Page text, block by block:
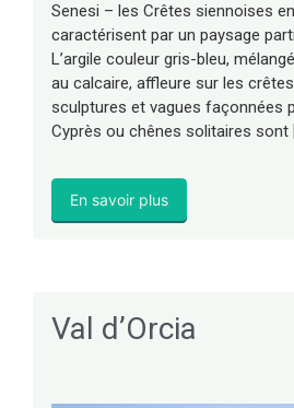
Senesi – les Crêtes siennoises
caractérisent par un paysage
L’argile couleur gris-bleu,
au calcaire, affleure sur les
sculptures et vagues façonnées
Cyprès ou chênes solitaires sont
En savoir plus
Val d’Orcia